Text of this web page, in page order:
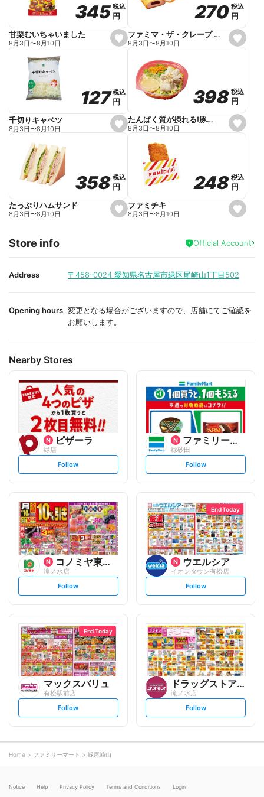
s
e
o
r
i
e
345
345税込
税込
円
円
甘栗むいちゃいました
8月3日〜8月10日
s
e
o
r
i
e
270
270 税込
税込
円
円
ファミマ・ザ・クレープ 生チョコ
8月3日〜8月10日
s
e
o
r
i
e
127
127税込
税込
円
円
千切りキャベツ
8月3日〜8月10日
s
e
o
r
i
e
398
398 税込
税込
円
円
たんぱく質が摂れる!豚しゃぶのパスタサラダ
8月3日〜8月10日
s
e
i
t
358
358税込
税込
円
円
たっぷりハムサンド
8月3日〜8月10日
s
e
a
i
t
248
248 税込
税込
円
円
ファミチキ
8月3日〜8月10日
Store info Official Account
Address 〒458-0024 愛知県名古屋市緑区尾崎山1丁目502
Opening hours 変更となる場合がございますので、店舗にてご確認を
お願いします。
Nearby Stores
ピザーラ
緑店
s
l
o
w
Follow
ファミリーマート
緑砂田
s
l
o
w
Follow
コノミヤ東海事業本部
滝ノ水店
s
l
o
w
Follow
End Today
ウエルシア
イオンタウン有松店
s
l
o
w
Follow
End Today
マックスバリュ
有松駅前店
s
l
o
Follow
ドラッグストアコスモス
滝ノ水店
s
l
Follow
Home ファミリーマート 緑尾崎山
Notice Help Privacy Policy Terms and Conditions Login